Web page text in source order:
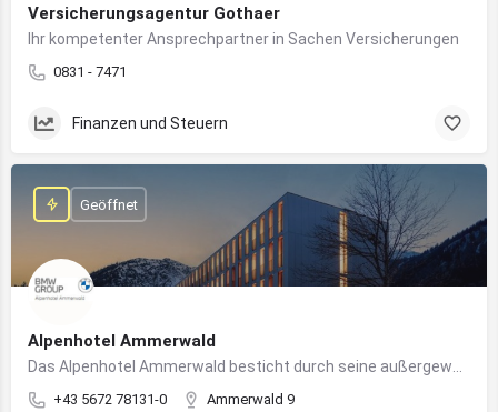
Versicherungsagentur Gothaer
Ihr kompetenter Ansprechpartner in Sachen Versicherungen
0831 - 7471
Finanzen und Steuern
Alpenhotel Ammerwald
+43 5672 78131-0 Ammerwald 9
Geöffnet